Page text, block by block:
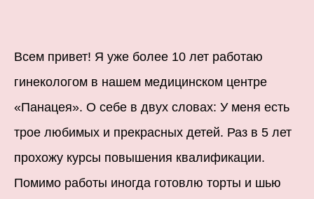
Всем привет! Я уже более 10 лет работаю
гинекологом в нашем медицинском центре
«Панацея». О себе в двух словах: У меня есть
трое любимых и прекрасных детей. Раз в 5 лет
прохожу курсы повышения квалификации.
Помимо работы иногда готовлю торты и шью